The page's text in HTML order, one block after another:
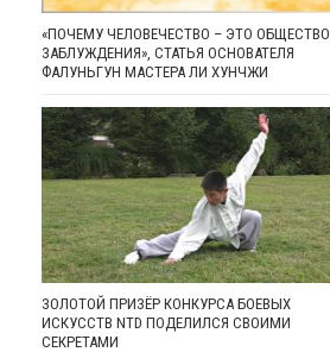
«ПОЧЕМУ ЧЕЛОВЕЧЕСТВО – ЭТО ОБЩЕСТВО
ЗАБЛУЖДЕНИЯ», СТАТЬЯ ОСНОВАТЕЛЯ
ФАЛУНЬГУН МАСТЕРА ЛИ ХУНЧЖИ
ЗОЛОТОЙ ПРИЗЁР КОНКУРСА БОЕВЫХ
ИСКУССТВ NTD ПОДЕЛИЛСЯ СВОИМИ
СЕКРЕТАМИ